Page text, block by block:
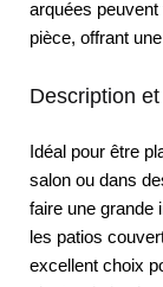
arquées peuvent
pièce, offrant
Description
Idéal pour être
salon ou dans
faire une grande
les patios
excellent choix